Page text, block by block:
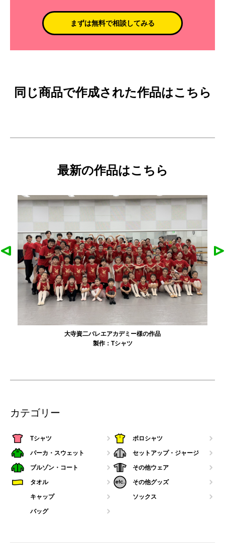
まずは無料で相談してみる
同じ商品で作成された作品はこちら
最新の作品はこちら
大寺資二バレエアカデミー様の作品
製作： Tシャツ
カテゴリー
Tシャツ ポロシャツ
パーカ・スウェット セットアップ・ジャージ
ブルゾン・コート その他ウェア
タオル その他グッズ
キャップ ソックス
バッグ